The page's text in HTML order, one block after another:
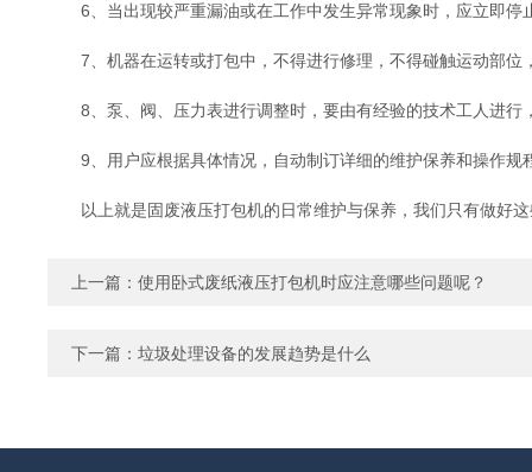
6、当出现较严重漏油或在工作中发生异常现象时，应立即停
7、机器在运转或打包中，不得进行修理，不得碰触运动部位
8、泵、阀、压力表进行调整时，要由有经验的技术工人进行
9、用户应根据具体情况，自动制订详细的维护保养和操作规
以上就是固废液压打包机的日常维护与保养，我们只有做好这
上一篇： 使用卧式废纸液压打包机时应注意哪些问题呢？
下一篇： 垃圾处理设备的发展趋势是什么